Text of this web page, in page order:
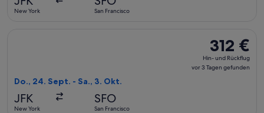
New York San Francisco
312 €
Hin-
und
312 €
Hin- und Rückflug
vor 3 Tagen gefunden
Do., 24. Sept. - Sa., 3. Okt.
JFK
New York
SFO
San Francisco